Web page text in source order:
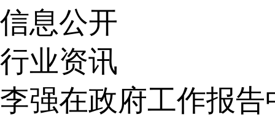
信息公开
行业资讯
李强在政府工作报